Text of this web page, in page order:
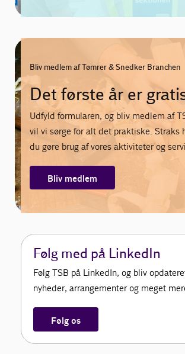
Bliv medlem af Tømrer & Snedker Branchen
Det første år er
Udfyld formularen, og bliv medlem af
vil vi sørge for alt det praktiske. Straks
du gøre brug af vores aktiviteter og
Bliv medlem
Følg med på LinkedIn
Følg TSB på LinkedIn, og bliv
nyheder, arrangementer og meget
Følg os